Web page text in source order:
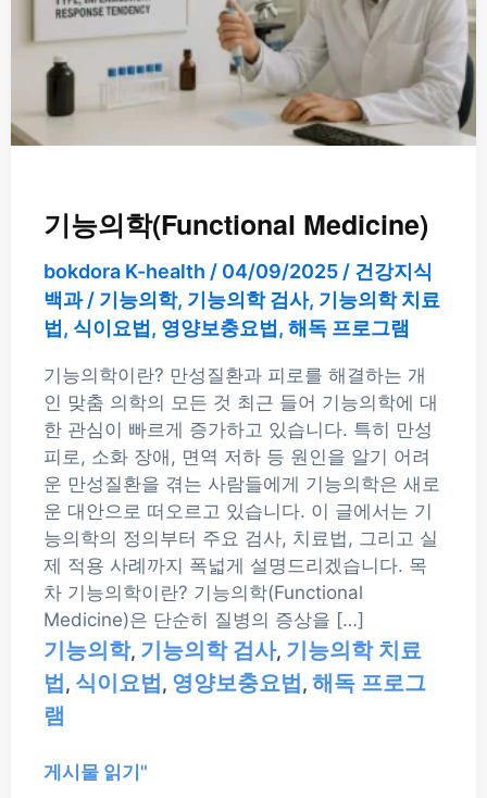
기능의학(Functional Medicine)
bokdora K-health / 04/09/2025 / 건강지식
백과/ 기능의학, 기능의학 검사, 기능의학 치료
법, 식이요법, 영양보충요법,해독 프로그램
기능의학이란? 만성질환과 피로를 해결하는 개
인 맞춤 의학의 모든 것 최근 들어 기능의학에 대
한 관심이 빠르게 증가하고 있습니다. 특히 만성
피로, 소화 장애, 면역 저하 등 원인을 알기 어려
운 만성질환을 겪는 사람들에게 기능의학은 새로
운 대안으로 떠오르고 있습니다. 이 글에서는 기
능의학의 정의부터 주요 검사, 치료법, 그리고 실
제 적용 사례까지 폭넓게 설명드리겠습니다. 목
차 기능의학이란? 기능의학(Functional
Medicine)은 단순히 질병의 증상을 […]
기능의학, 기능의학 검사, 기능의학 치료
법 , 식이요법 , 영양보충요법 ,해독 프로그
램
게시물 읽기"